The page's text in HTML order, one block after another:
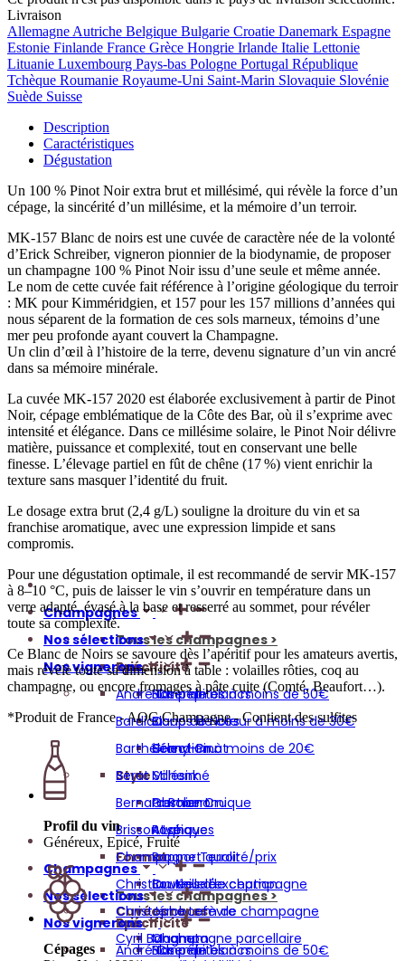
Champagnes
Tous les champagnes >
Spécificité
Blanc de blancs
Blanc de Noirs
Grand Cru
Millésimé
Premier Cru
Rosé
Format
Bouteille de champagne
Jéroboam de champagne
Magnum
Nos sélections
Prix
Nos pépites à moins de 50€
Coups de cœur à moins de 30€
Sélection à moins de 20€
Style
Gastronomique
Atypiques
Rapport qualité/prix
Cuvées d'exception
Cuvées rares
Champagne parcellaire
Nos vignerons
André Chemin
Bardiau
Barthélémy-Pinot
Berat Schenk
Bernard Robert
Brisson Lahaye
Champagne Terroir
Christian Naudé
Christophe Lefèvre
Cyril Banchet
Champagnes
Tous les champagnes >
Spécificité
Blanc de blancs
Nos sélections
Prix
Nos pépites à moins de 50€
Nos vignerons
André Chemin
Livraison
Allemagne Autriche Belgique Bulgarie Croatie Danemark Espagne
Estonie Finlande France Grèce Hongrie Irlande Italie Lettonie
Lituanie Luxembourg Pays-bas Pologne Portugal République
Tchèque Roumanie Royaume-Uni Saint-Marin Slovaquie Slovénie
Suède Suisse
Description
Caractéristiques
Dégustation
Un 100 % Pinot Noir extra brut et millésimé, qui révèle la force d’un
cépage, la sincérité d’un millésime, et la mémoire d’un terroir.
MK-157 Blanc de noirs est une cuvée de caractère née de la volonté
d’Erick Schreiber, vigneron pionnier de la biodynamie, de proposer
un champagne 100 % Pinot Noir issu d’une seule et même année.
Le nom de cette cuvée fait référence à l’origine géologique du terroir
: MK pour Kimméridgien, et 157 pour les 157 millions d’années qui
nous séparent de la formation de ces sols marneux, témoins d’une
mer peu profonde ayant couvert la Champagne.
Un clin d’œil à l’histoire de la terre, devenu signature d’un vin ancré
dans sa mémoire minérale.
La cuvée MK-157 2020 est élaborée exclusivement à partir de Pinot
Noir, cépage emblématique de la Côte des Bar, où il s’exprime avec
intensité et élégance. Dans ce millésime solaire, le Pinot Noir délivre
matière, puissance et complexité, tout en conservant une belle
finesse. L’élevage partiel en fût de chêne (17 %) vient enrichir la
texture sans masquer l’identité du fruit.
Le dosage extra brut (2,4 g/L) souligne la droiture du vin et sa
franchise aromatique, avec une expression limpide et sans
compromis.
Pour une dégustation optimale, il est recommandé de servir MK-157
à 8–10 °C, puis de laisser le vin s’ouvrir en température dans un
verre adapté, évasé à la base et resserré au sommet, pour révéler
toute sa complexité.
Ce Blanc de Noirs se savoure dès l’apéritif pour les amateurs avertis,
mais révèle toute sa dimension à table : volailles rôties, coq au
champagne, ou encore fromages à pâte cuite (Comté, Beaufort…).
*Produit de France - AOC Champagne - Contient des sulfites
Profil du vin
Généreux, Epicé, Fruité
Cépages